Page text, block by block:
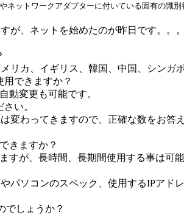
ットワークアダプターに付いている固有の識別
が、ネットを始めたのが昨日です。
リカ、イギリス、韓国、中国、シンガ
用できますか？
動変更も可能です。
い。
変わってきますので、正確な数をお
きますか？
すが、長時間、長期間使用する事は可能
パソコンのスペック、使用するIPア
でしょうか？